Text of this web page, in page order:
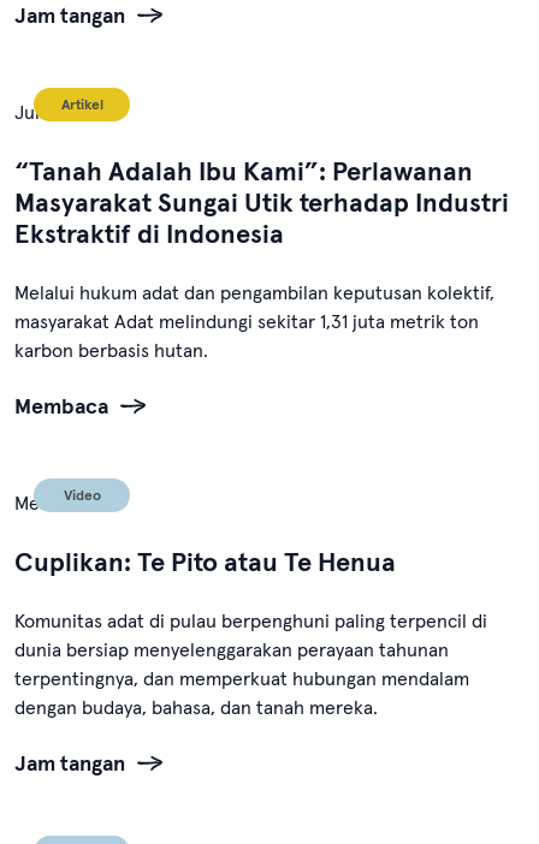
Jam tangan
Artikel
Juni 12, 2024
“Tanah Adalah Ibu Kami”: Perlawanan
Masyarakat Sungai Utik terhadap Industri
Ekstraktif di Indonesia
Melalui hukum adat dan pengambilan keputusan kolektif,
masyarakat Adat melindungi sekitar 1,31 juta metrik ton
karbon berbasis hutan.
Membaca
Video
Mei 12, 2024
Cuplikan: Te Pito atau Te Henua
Komunitas adat di pulau berpenghuni paling terpencil di
dunia bersiap menyelenggarakan perayaan tahunan
terpentingnya, dan memperkuat hubungan mendalam
dengan budaya, bahasa, dan tanah mereka.
Jam tangan